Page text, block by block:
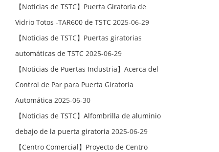
【Noticias de TSTC】Puerta Giratoria de
Vidrio Totos -TAR600 de TSTC 2025-06-29
【Noticias de TSTC】Puertas giratorias
automáticas de TSTC 2025-06-29
【Noticias de Puertas Industria】Acerca del
Control de Par para Puerta Giratoria
Automática 2025-06-30
【Noticias de TSTC】Alfombrilla de aluminio
debajo de la puerta giratoria 2025-06-29
【Centro Comercial】Proyecto de Centro